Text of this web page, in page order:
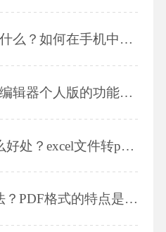
pdf文档编辑方法是什么？如何在手机中编辑pdf文件？
pdf怎样编辑？福昕编辑器个人版的功能有那些？
pdf编辑软件有什么好处？excel文件转pdf的方法是什么？
编辑pdf有什么方法？PDF格式的特点是什么？